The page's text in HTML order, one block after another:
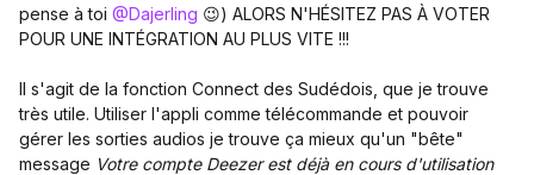
pense à toi @Dajerling 😉) ALORS N'HÉSITEZ PAS À VOTER
POUR UNE INTÉGRATION AU PLUS VITE !!!
Il s'agit de la fonction Connect des Sudédois, que je trouve
très utile. Utiliser l'appli comme télécommande et pouvoir
gérer les sorties audios je trouve ça mieux qu'un "bête"
message Votre compte Deezer est déjà en cours d'utilisation